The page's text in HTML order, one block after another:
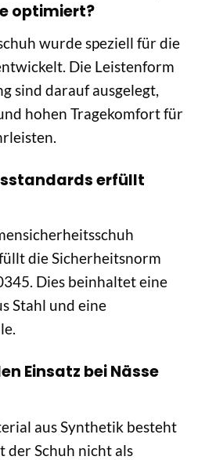
optimiert?
wurde speziell für die
Die Leistenform
sind darauf ausgelegt,
hohen Tragekomfort für
erfüllt
die Sicherheitsnorm
Dies beinhaltet eine
Stahl und eine
Einsatz bei Nässe
aus Synthetik besteht
der Schuh nicht als